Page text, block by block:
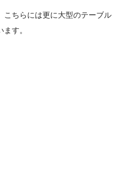
こちらには更に大型のテーブル
す。